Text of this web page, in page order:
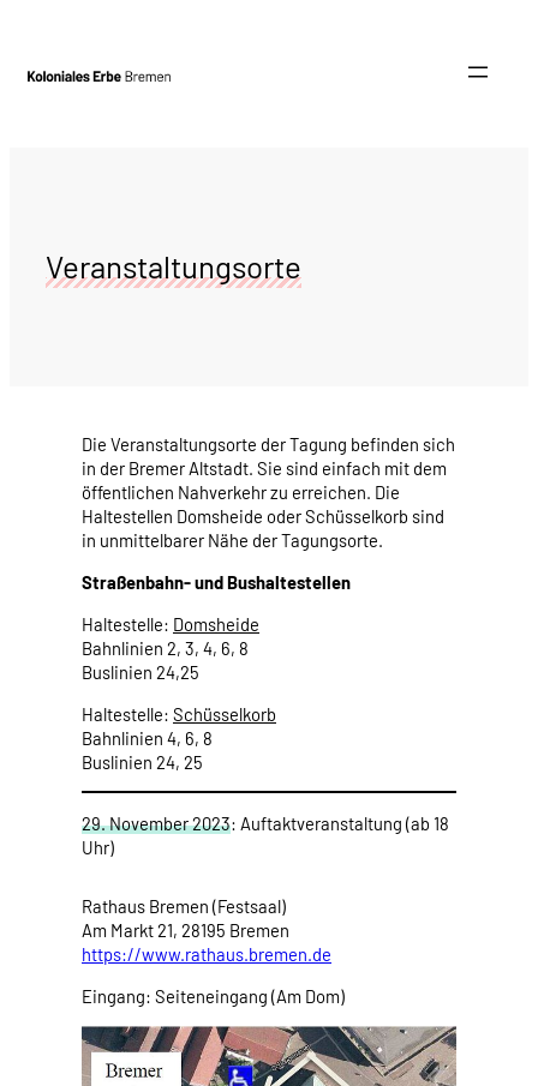
springen
Veranstaltungsorte
Die Veranstaltungsorte der Tagung befinden sich
in der Bremer Altstadt. Sie sind einfach mit dem
öffentlichen Nahverkehr zu erreichen. Die
Haltestellen Domsheide oder Schüsselkorb sind
in unmittelbarer Nähe der Tagungsorte.
Straßenbahn- und Bushaltestellen
Haltestelle: Domsheide
Bahnlinien 2, 3, 4, 6, 8
Buslinien 24,25
Haltestelle: Schüsselkorb
Bahnlinien 4, 6, 8
Buslinien 24, 25
29. November 2023: Auftaktveranstaltung (ab 18
Uhr)
Rathaus Bremen (Festsaal)
Am Markt 21, 28195 Bremen
https://www.rathaus.bremen.de
Eingang: Seiteneingang (Am Dom)